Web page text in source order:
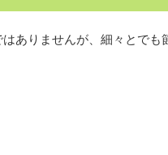
ありませんが、細々とでも